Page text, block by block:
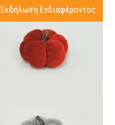
Εκδήλωση Ενδιαφέροντος